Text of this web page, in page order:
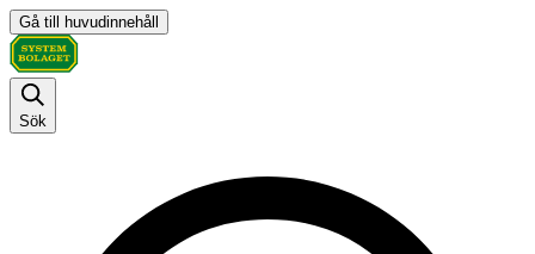
Gå till huvudinnehåll
Sök